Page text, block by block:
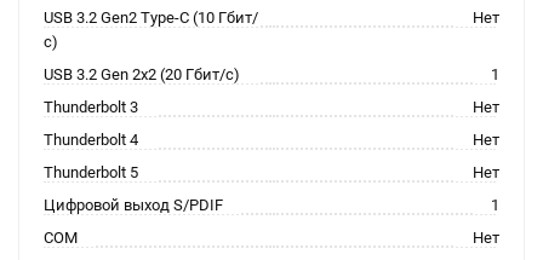
USB 3.2 Gen2 Type-C (10 Гбит/
с)
Нет
USB 3.2 Gen 2x2 (20 Гбит/с)
1
Thunderbolt 3
Нет
Thunderbolt 4
Нет
Thunderbolt 5
Нет
Цифровой выход S/PDIF
1
COM
Нет